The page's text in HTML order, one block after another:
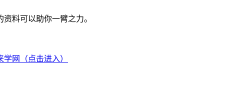
料可以助你一臂之力。
网（点击进入）